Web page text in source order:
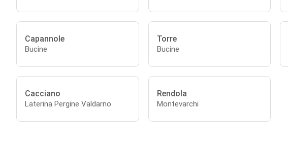
Capannole
Bucine
Torre
Bucine
Cacciano
Laterina Pergine Valdarno
Rendola
Montevarchi